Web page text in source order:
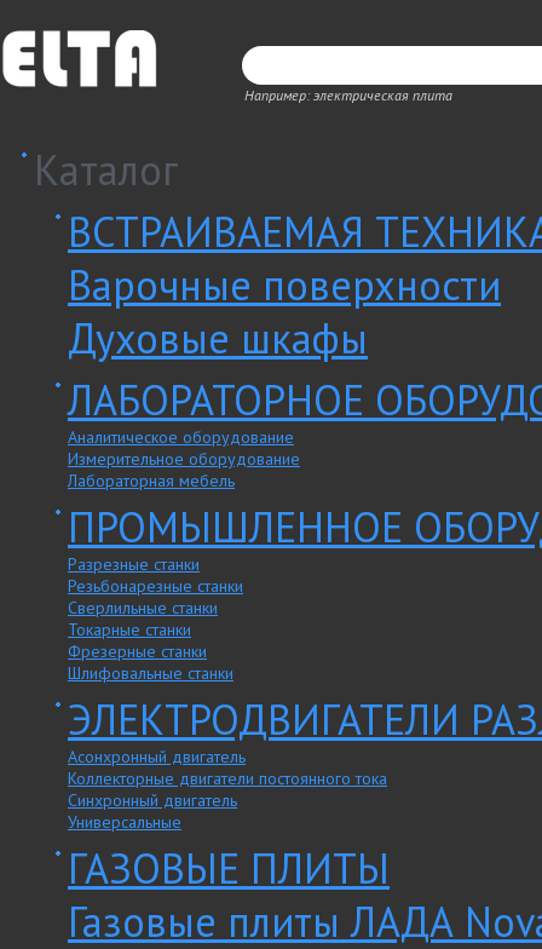
Например: электрическая плита
Каталог
ВСТРАИВАЕМАЯ
Варочные поверхности
Духовые шкафы
ЛАБОРАТОРНОЕ
Аналитическое оборудование
Измерительное оборудование
Лабораторная мебель
ПРОМЫШЛЕННОЕ
Разрезные станки
Резьбонарезные станки
Сверлильные станки
Токарные станки
Фрезерные станки
Шлифовальные станки
ЭЛЕКТРОДВИГАТЕЛИ
Асонхронный двигатель
Коллекторные двигатели постоянного тока
Синхронный двигатель
Универсальные
ГАЗОВЫЕ ПЛИТЫ
Газовые плиты ЛАДА